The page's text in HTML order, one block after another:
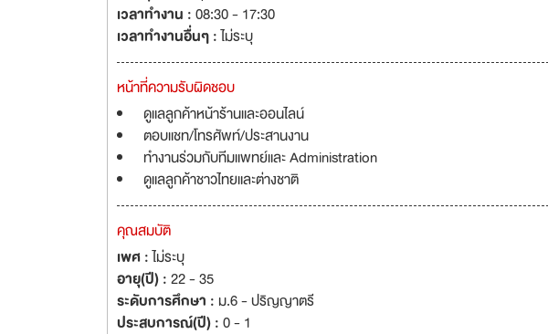
เวลาทำงาน :08:30 - 17:30
เวลาทำงานอื่นๆ :ไม่ระบุ
หน้าที่ความรับผิดชอบ
ดูแลลูกค้าหน้าร้านและออนไลน์
ตอบแชท/โทรศัพท์/ประสานงาน
ทำงานร่วมกับทีมแพทย์และ Administration
ดูแลลูกค้าชาวไทยและต่างชาติ
คุณสมบัติ
เพศ :ไม่ระบุ
อายุ(ปี) :22 - 35
ระดับการศึกษา : ม.6 - ปริญญาตรี
ประสบการณ์(ปี) :0 - 1